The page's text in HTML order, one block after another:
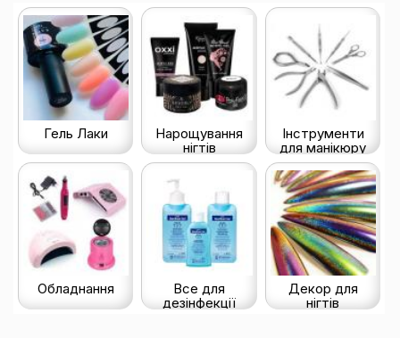
Гель Лаки
Нарощування
нігтів
Інструменти
для манікюру
Обладнання
Все для
дезінфекції
Декор для
нігтів